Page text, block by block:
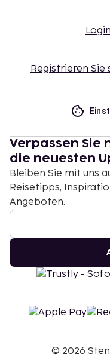
Registrieren Sie
Verpassen Sie
die neuesten
Bleiben Sie mit uns
Reisetipps,
Angeboten.
© 2026